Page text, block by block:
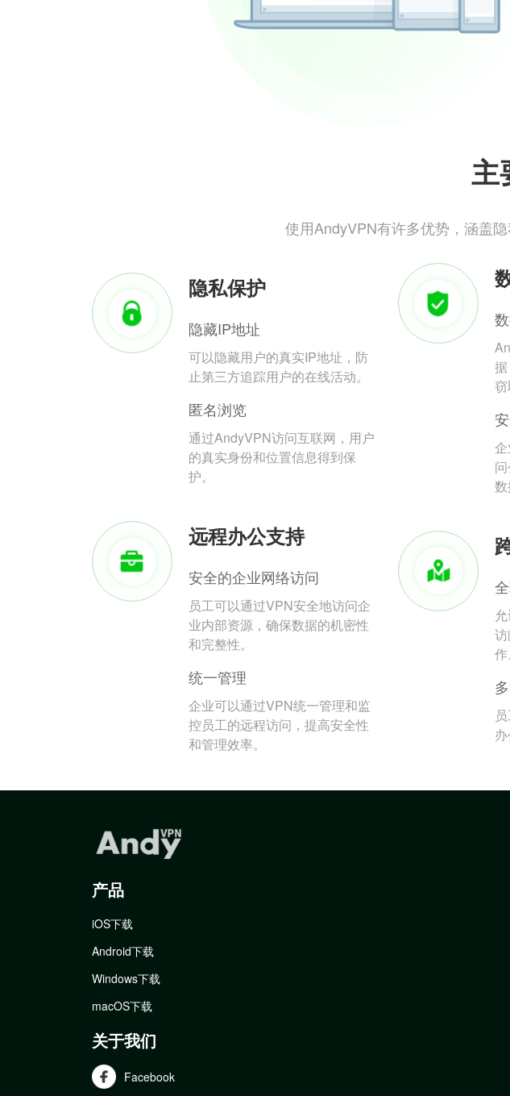
主
使用AndyVPN有许多优势，涵盖
隐私保护
隐藏IP地址
可以隐藏用户的真实IP地址，防
止第三方追踪用户的在线活动。
匿名浏览
通过AndyVPN访问互联网，用户
的真实身份和位置信息得到保
护。
窃
数
远程办公支持
安全的企业网络访问
员工可以通过VPN安全地访问企
业内部资源，确保数据的机密性
和完整性。
统一管理
企业可以通过VPN统一管理和监
控员工的远程访问，提高安全性
和管理效率。
作
产品
iOS下载
Android下载
Windows下载
macOS下载
关于我们
Facebook